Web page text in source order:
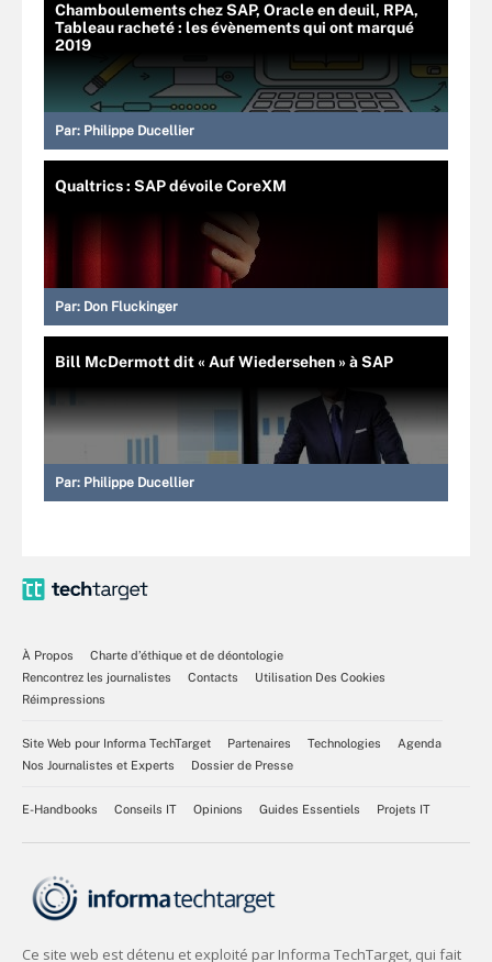
Chamboulements chez SAP, Oracle en deuil, RPA,
Tableau racheté : les évènements qui ont marqué
2019
Par: Philippe Ducellier
Qualtrics : SAP dévoile CoreXM
Par: Don Fluckinger
Bill McDermott dit « Auf Wiedersehen » à SAP
Par: Philippe Ducellier
À Propos
Charte d’éthique et de déontologie
Rencontrez les journalistes
Contacts
Utilisation Des Cookies
Réimpressions
Site Web pour Informa TechTarget Partenaires Technologies
Agenda
Nos Journalistes et Experts
Dossier de Presse
E-Handbooks Conseils IT Opinions Guides Essentiels Projets IT